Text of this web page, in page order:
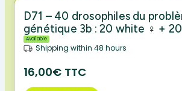
D71 – 40 drosophiles du
génétique 3b : 20 white ♀ +
Available
Shipping within 48 hours
16,00€ TTC